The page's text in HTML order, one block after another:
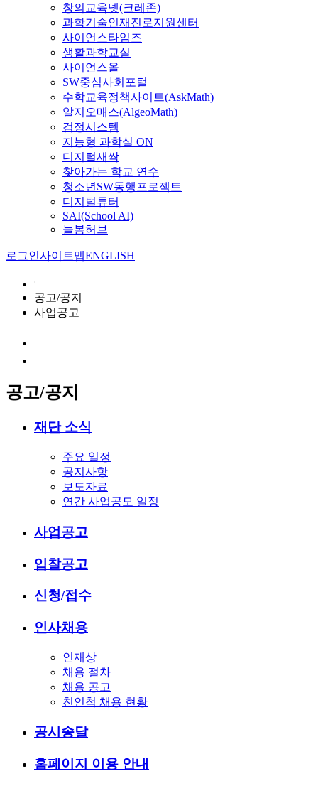
창의교육넷(크레존)
과학기술인재진로지원센터
사이언스타임즈
생활과학교실
사이언스올
SW중심사회포털
수학교육정책사이트(AskMath)
알지오매스(AlgeoMath)
검정시스템
지능형 과학실 ON
디지털새싹
찾아가는 학교 연수
청소년SW동행프로젝트
디지털튜터
SAI(School AI)
늘봄허브
로그인사이트맵ENGLISH
공고/공지
사업공고
공고/공지
재단 소식
주요 일정
공지사항
보도자료
연간 사업공모 일정
사업공고
입찰공고
신청/접수
인사채용
인재상
채용 절차
채용 공고
친인척 채용 현황
공시송달
홈페이지 이용 안내